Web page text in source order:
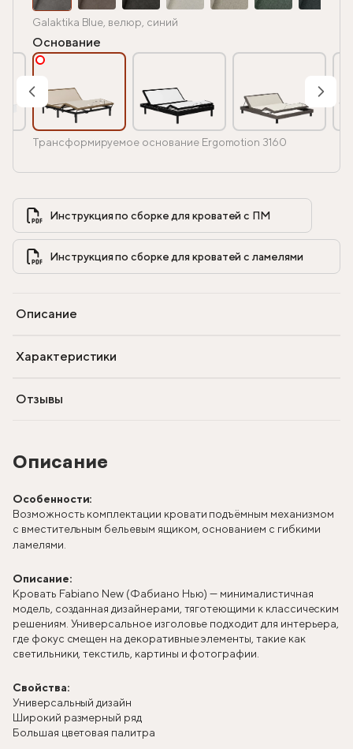
Описание
Особенности:
Возможность комплектации кровати подъёмным механизмом
с вместительным бельевым ящиком, основанием с гибкими
ламелями.
Описание:
Кровать Fabiano New (Фабиано Нью) — минималистичная
модель, созданная дизайнерами, тяготеющими к классическим
решениям. Универсальное изголовье подходит для интерьера,
где фокус смещен на декоративные элементы, такие как
светильники, текстиль, картины и фотографии.
Свойства:
Универсальный дизайн
Широкий размерный ряд
Большая цветовая палитра
Galaktika Blue, велюр, синий
Основание
Трансформируемое основание Ergomotion 3160
Инструкция по сборке для кроватей с ПМ
Описание
Характеристики
Отзывы